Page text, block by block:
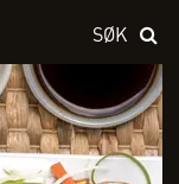
SØK